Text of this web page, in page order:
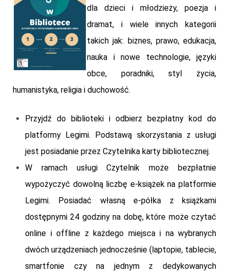
dla dzieci i młodzieży, poezja i
dramat, i wiele innych kategorii
takich jak: biznes, prawo, edukacja,
nauka i nowe technologie, języki
obce, poradniki, styl życia,
humanistyka, religia i duchowość.
Przyjdź do biblioteki i odbierz bezpłatny kod do
platformy Legimi. Podstawą skorzystania z usługi
jest posiadanie przez Czytelnika karty bibliotecznej.
W ramach usługi Czytelnik może bezpłatnie
wypożyczyć dowolną liczbę e-książek na platformie
Legimi. Posiadać własną e-półka z książkami
dostępnymi 24 godziny na dobę, które może czytać
online i offline z każdego miejsca i na wybranych
dwóch urządzeniach jednocześnie (laptopie, tablecie,
smartfonie czy na jednym z dedykowanych